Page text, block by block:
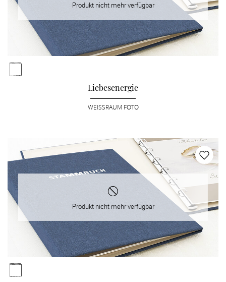
Produkt nicht mehr verfügbar
Liebesenergie
WEISSRAUM FOTO
Produkt nicht mehr verfügbar